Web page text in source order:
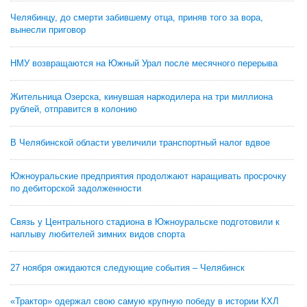
Челябинцу, до смерти забившему отца, приняв того за вора,
вынесли приговор
НМУ возвращаются на Южный Урал после месячного перерыва
Жительница Озерска, кинувшая наркодилера на три миллиона
рублей, отправится в колонию
В Челябинской области увеличили транспортный налог вдвое
Южноуральские предприятия продолжают наращивать просрочку
по дебиторской задолженности
Связь у Центрального стадиона в Южноуральске подготовили к
наплыву любителей зимних видов спорта
27 ноября ожидаются следующие события – Челябинск
«Трактор» одержал свою самую крупную победу в истории КХЛ